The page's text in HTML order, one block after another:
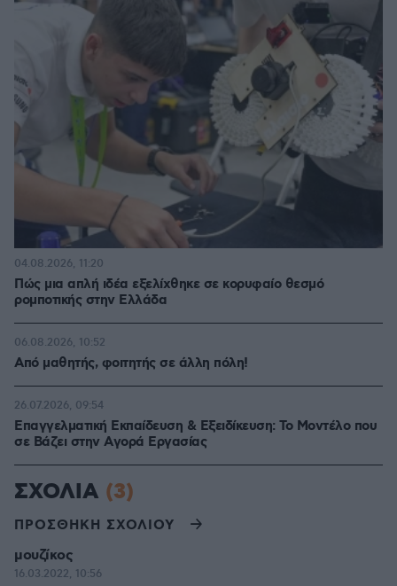
Πώς μια απλή ιδέα εξελίχθηκε σε κορυφαίο θεσμό
ρομποτικής στην Ελλάδα
04.08.2026, 11:20
Από μαθητής, φοιτητής σε άλλη πόλη!
06.08.2026, 10:52
Επαγγελματική Εκπαίδευση & Εξειδίκευση: Το Mοντέλο που
σε Bάζει στην Aγορά Eργασίας
26.07.2026, 09:54
ΣΧΟΛΙΑ (3)
ΠΡΟΣΘΗΚΗ ΣΧΟΛΙΟΥ
μουζίκος
16.03.2022, 10:56